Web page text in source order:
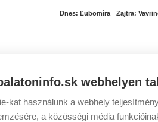
Dnes: Ľubomíra Zajtra:
webhelyen
kat használunk a webhely
a közösségi média